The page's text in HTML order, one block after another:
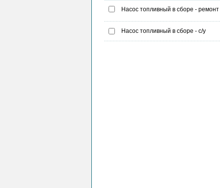
Насос топливный в сборе - ремонт
Насос топливный в сборе - с/у